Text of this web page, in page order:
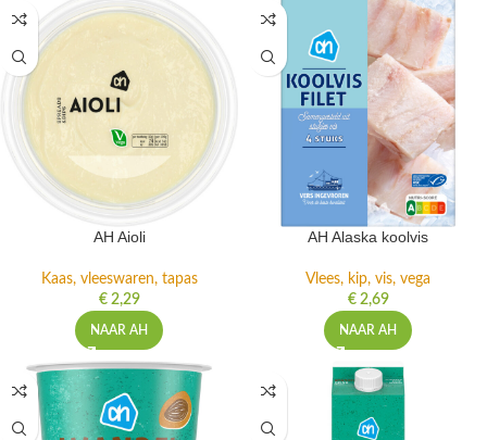
AH Aioli
Kaas, vleeswaren, tapas
€2,29
NAAR AH
AH Alaska koolvis
Vlees, kip, vis, vega
€2,69
NAAR AH